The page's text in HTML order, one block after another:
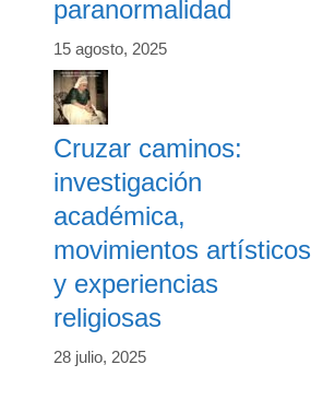
paranormalidad
15 agosto, 2025
Cruzar caminos:
investigación
académica,
movimientos artísticos
y experiencias
religiosas
28 julio, 2025